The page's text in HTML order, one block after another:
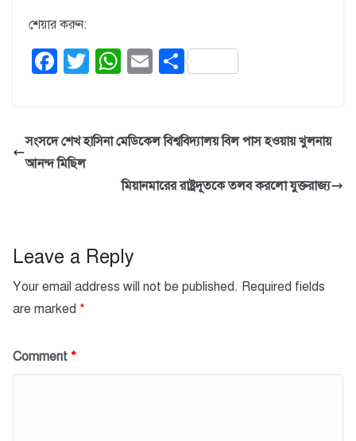
শেয়ার করুন:
F
e
b
T
er
W
s
p
E S
e
সংসদে শেখ হাসিনা মেডিকেল বিশ্ববিদ্যালয় বিল পাস হওয়ায় খুলনায়
আনন্দ মিছিল
মিয়ানমারের রাষ্ট্রদূতকে তলব করলো যুক্তরাজ্য
Leave a Reply
Your email address will not be published. Required fields
are marked *
Comment *